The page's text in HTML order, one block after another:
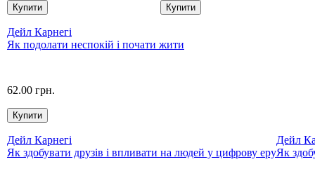
Дейл Карнегі
Як подолати неспокій і почати жити
62.00 грн.
Дейл Карнегі
Як здобувати друзів і впливати на людей у цифрову еру
Дейл
Як